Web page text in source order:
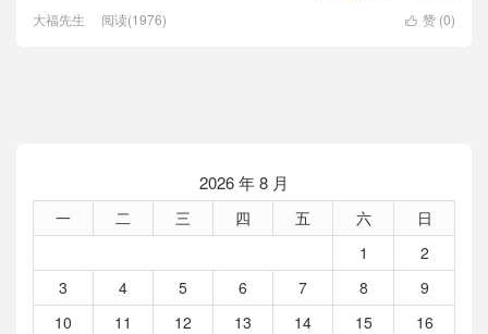
 赞 (0)
大福先生 阅读(1976)
2026 年 8 月
一 二 三 四 五 六
日
1
2
3
4 5 6 7 8
9
10
11 12 13 14 15
16